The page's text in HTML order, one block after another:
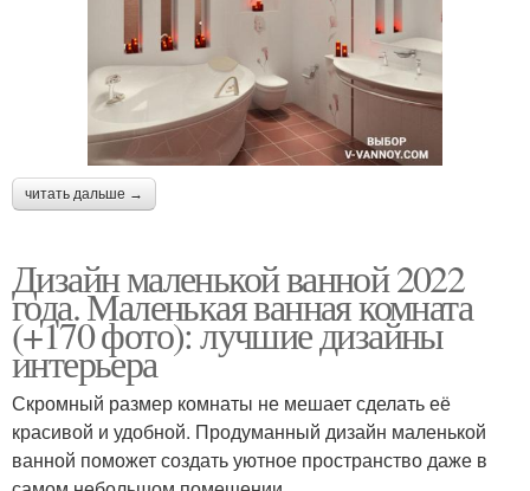
читать дальше →
Дизайн маленькой ванной 2022
года. Маленькая ванная комната
(+170 фото): лучшие дизайны
интерьера
Скромный размер комнаты не мешает сделать её
красивой и удобной. Продуманный дизайн маленькой
ванной поможет создать уютное пространство даже в